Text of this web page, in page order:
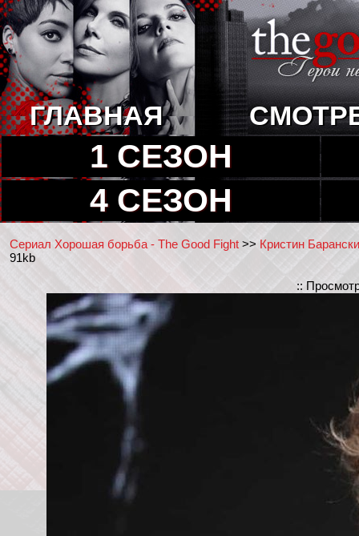
ГЛАВНАЯ
1 СЕЗОН
4 СЕЗОН
Сериал Хорошая борьба - The Good Fight >> Кристин
91kb
::